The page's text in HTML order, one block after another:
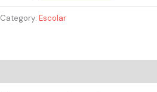
Category: Escolar